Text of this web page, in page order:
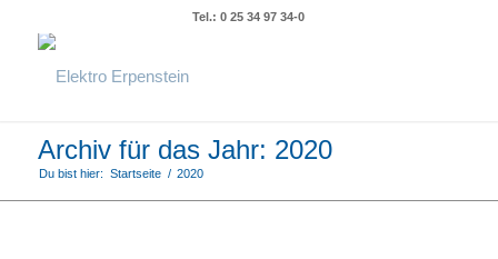
Tel.: 0 25 34 97 34-0
Archiv für das Jahr: 2020
Du bist hier: Startseite / 2020